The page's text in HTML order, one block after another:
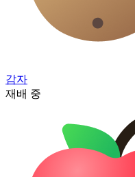
감자
재배 중